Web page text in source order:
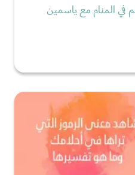
في المنام مع ياسمين